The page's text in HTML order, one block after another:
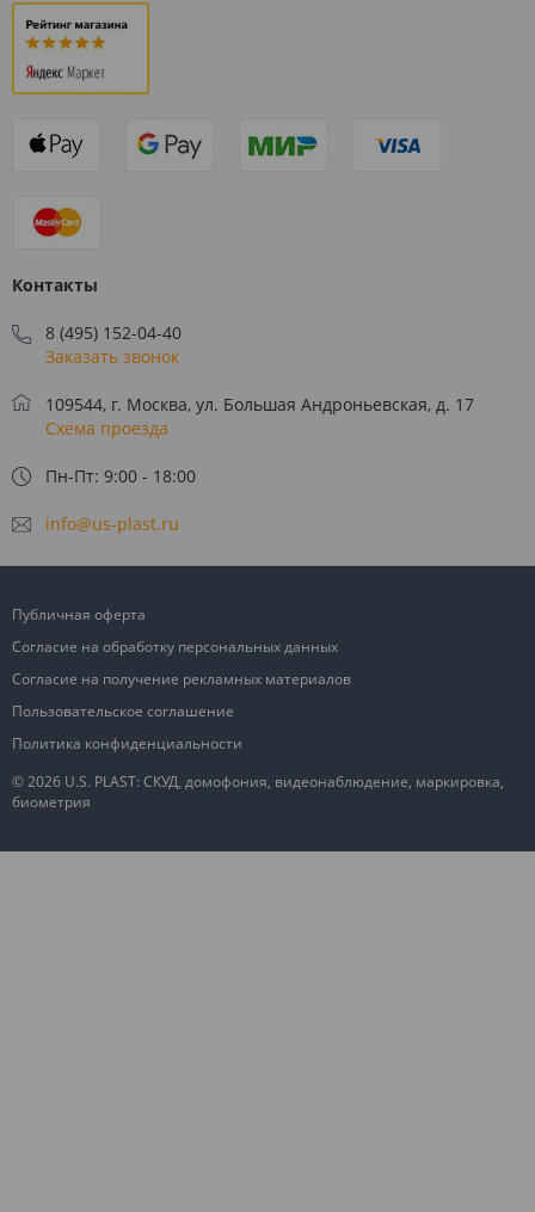
Контакты
8 (495) 152-04-40
Заказать звонок
109544, г. Москва, ул. Большая Андроньевская, д. 17
Схема проезда
Пн-Пт: 9:00 - 18:00
info@us-plast.ru
© 2026 U.S. PLAST: СКУД, домофония, видеонаблюдение, маркировка,
биометрия
Публичная оферта
Согласие на обработку персональных данных
Согласие на получение рекламных материалов
Пользовательское соглашение
Политика конфиденциальности